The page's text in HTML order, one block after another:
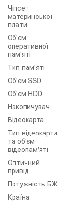
Чіпсет
материнської
плати
Об'єм
оперативної
пам'яті
Тип пам'яті
Об'єм SSD
Об'єм HDD
Накопичувач
Відеокарта
Тип відеокарти
та об'єм
відеопам'яті
Оптичний
привід
Потужність БЖ
Країна-